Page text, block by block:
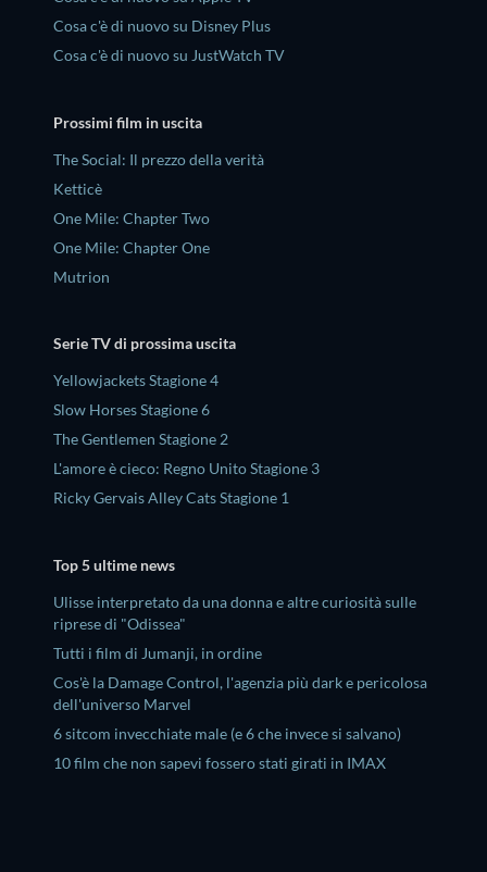
Cosa c'è di nuovo su Disney Plus
Cosa c'è di nuovo su JustWatch TV
Prossimi film in uscita
The Social: Il prezzo della verità
Ketticè
One Mile: Chapter Two
One Mile: Chapter One
Mutrion
Serie TV di prossima uscita
Yellowjackets Stagione 4
Slow Horses Stagione 6
The Gentlemen Stagione 2
L'amore è cieco: Regno Unito Stagione 3
Ricky Gervais Alley Cats Stagione 1
Top 5 ultime news
Ulisse interpretato da una donna e altre curiosità sulle
riprese di "Odissea"
Tutti i film di Jumanji, in ordine
Cos'è la Damage Control, l'agenzia più dark e pericolosa
dell'universo Marvel
6 sitcom invecchiate male (e 6 che invece si salvano)
10 film che non sapevi fossero stati girati in IMAX